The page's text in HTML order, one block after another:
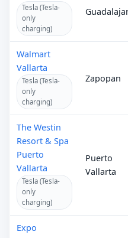
Tesla (Tesla-
only
charging)
Walmart
Vallarta
Tesla (Tesla-
only
charging)
Zapopan
The Westin
Resort & Spa
Puerto
Vallarta
Tesla (Tesla-
only
charging)
Puerto
Vallarta
Expo